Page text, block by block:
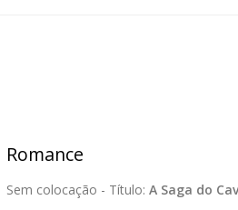
Romance
Sem colocação - Título: A Saga do